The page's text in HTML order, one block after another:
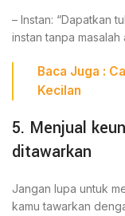
– Instan: “Dapatkan
instan tanpa
Baca Juga :
Kecilan
5. Menjual
ditawarkan
Jangan lupa untuk
kamu tawarkan